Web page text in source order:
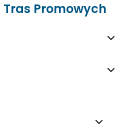
Tras Promowych